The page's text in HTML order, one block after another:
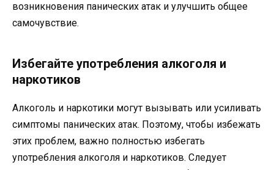
возникновения панических атак и улучшить общее
самочувствие.
Избегайте употребления алкоголя и
наркотиков
Алкоголь и наркотики могут вызывать или усиливать
симптомы панических атак. Поэтому, чтобы избежать
этих проблем, важно полностью избегать
употребления алкоголя и наркотиков. Следует